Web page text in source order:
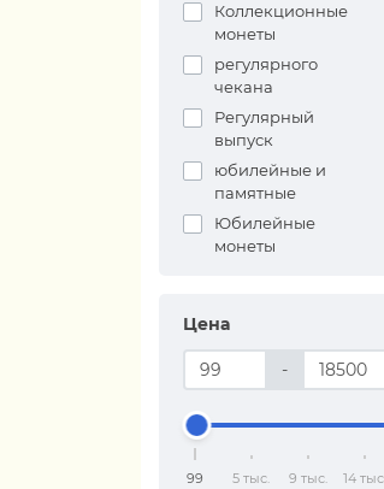
Коллекционные
монеты
регулярного
чекана
Регулярный
выпуск
юбилейные и
памятные
Юбилейные
монеты
Цена
-
99 5 тыс. 9 тыс. 14